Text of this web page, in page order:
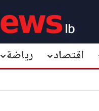
اقتصاد رياضة